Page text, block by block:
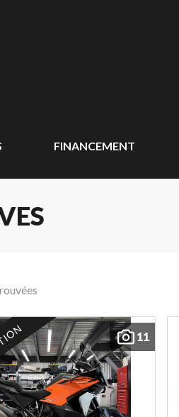
FINANCEMENT
11